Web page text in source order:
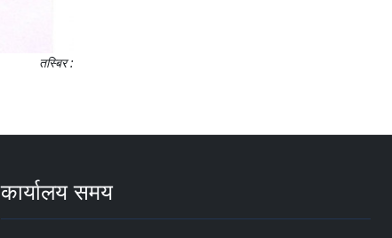
तस्बिर :
कार्यालय समय